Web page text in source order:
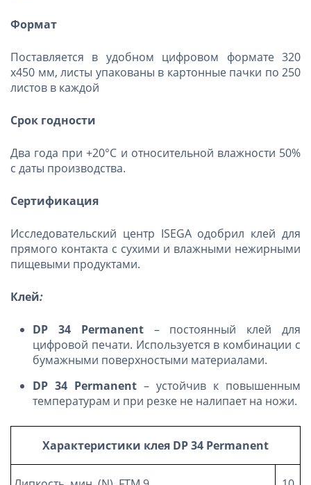
Формат
Поставляется в удобном цифровом формате 320
х450 мм, листы упакованы в картонные пачки по 250
листов в каждой
Срок годности
Два года при +20°C и относительной влажности 50%
с даты производства.
Сертификация
Исследовательский центр ISEGA одобрил клей для
прямого контакта с сухими и влажными нежирными
пищевыми продуктами.
Клей:
DP 34 Permanent– постоянный клей для
цифровой печати. Используется в комбинации с
бумажными поверхностыми материалами.
DP 34 Permanent – устойчив к повышенным
температурам и при резке не налипает на ножи.
Характеристики клея DP 34 Permanent